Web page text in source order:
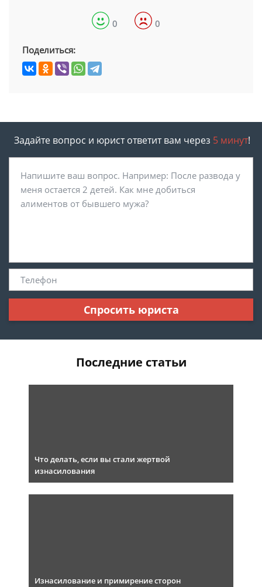
0 0
Поделиться:
Задайте вопрос и юрист ответит вам через 5 минут!
Спросить юриста
Последние статьи
Что делать, если вы стали жертвой
изнасилования
Изнасилование и примирение сторон